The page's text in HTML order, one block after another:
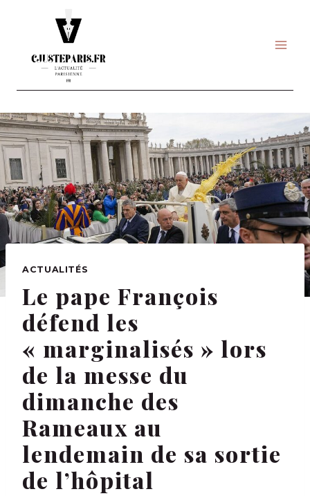
ACTUALITÉS
Le pape François
défend les
« marginalisés » lors
de la messe du
dimanche des
Rameaux au
lendemain de sa sortie
de l’hôpital